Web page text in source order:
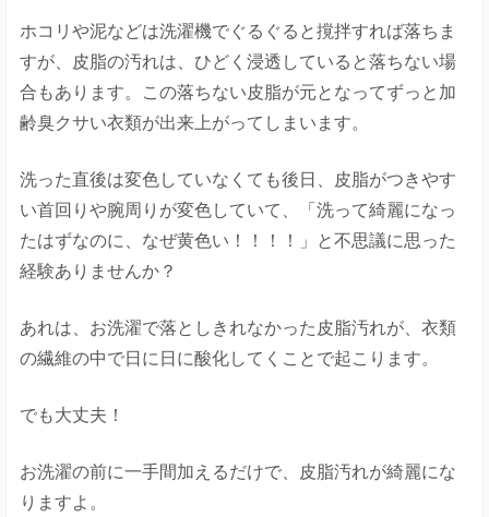
ホコリや泥などは洗濯機でぐるぐると撹拌すれば落ちま
すが、皮脂の汚れは、ひどく浸透していると落ちない場
合もあります。この落ちない皮脂が元となってずっと加
齢臭クサい衣類が出来上がってしまいます。
洗った直後は変色していなくても後日、皮脂がつきやす
い首回りや腕周りが変色していて、「洗って綺麗になっ
たはずなのに、なぜ黄色い！！！！」と不思議に思った
経験ありませんか？
あれは、お洗濯で落としきれなかった皮脂汚れが、衣類
の繊維の中で日に日に酸化してくことで起こります。
でも大丈夫！
お洗濯の前に一手間加えるだけで、皮脂汚れが綺麗にな
りますよ。